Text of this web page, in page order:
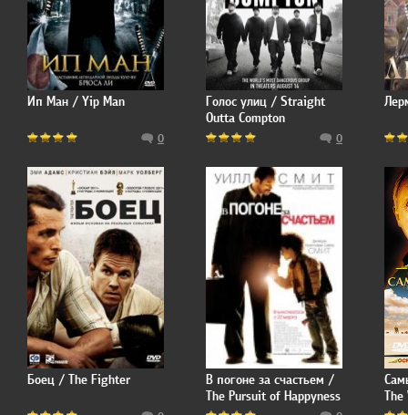
Ип Ман / Yip Man
0
Голос улиц / Straight
Outta Compton
0
Боец / The Fighter
В погоне за счастьем /
The Pursuit of Happyness
The